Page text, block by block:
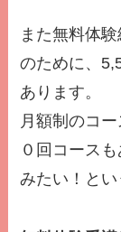
また無料体
のために、
あります。
月額制のコ
０回コース
みたい！とい